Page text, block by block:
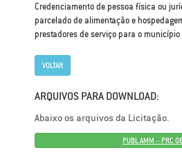
Credenciamento de pessoa física ou
parcelado de alimentação e
prestadores de serviço para o município
VOLTAR
ARQUIVOS PARA DOWNLOAD:
Abaixo os arquivos da Licitação.
PUBL AMM – PRC